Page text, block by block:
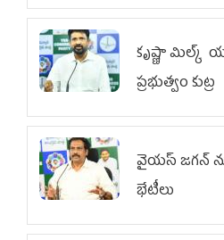
కృష్ణా మిల్క్‌
ప్రభుత్వం కుట్ర
వైయ‌స్ జగన్‌
భేటీలు